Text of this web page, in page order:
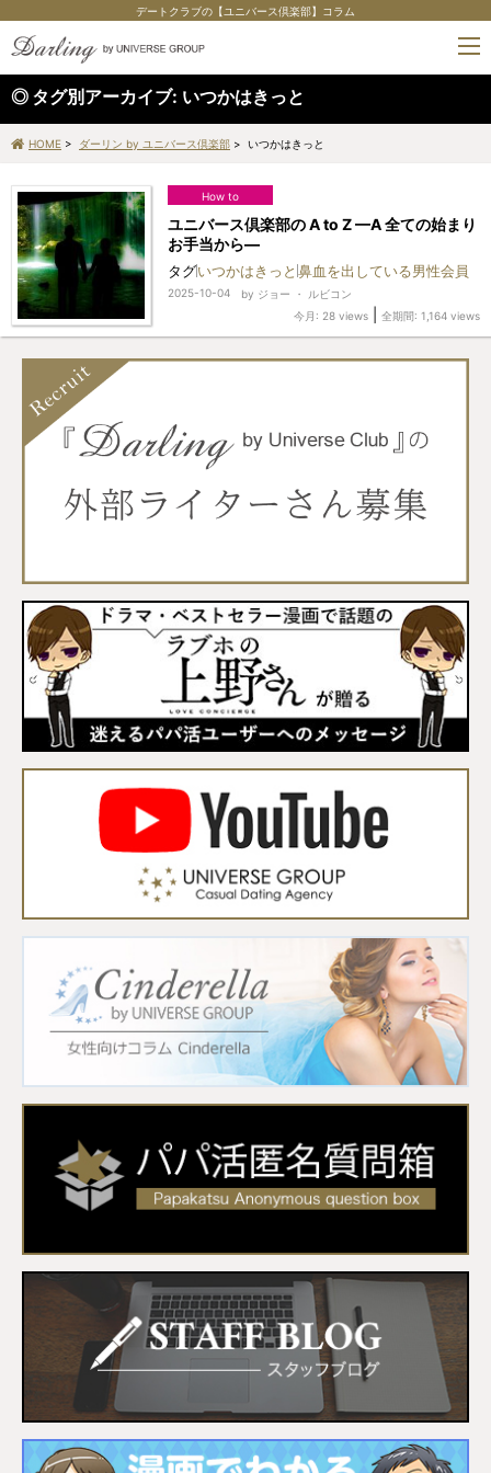
デートクラブの【ユニバース倶楽部】コラム
タグ別アーカイブ: いつかはきっと
HOME > ダーリン by ユニバース倶楽部 > いつかはきっと
How to
ユニバース倶楽部の A to Z —A 全ての始まり
お手当から—
タグいつかはきっと 鼻血を出している男性会員
2025-10-04 by ジョー ・ ルビコン
今月: 28 views
全期間: 1,164 views